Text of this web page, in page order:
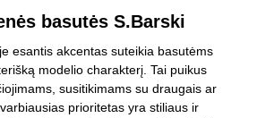
basutės S.Barski
esantis akcentas suteikia basutėms
modelio charakterį. Tai puikus
susitikimams su draugais ar
prioritetas yra stiliaus ir